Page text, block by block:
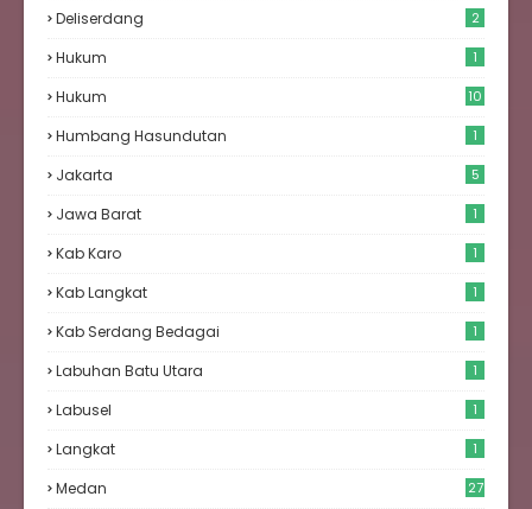
Deliserdang 2
Hukum 1
Hukum 10
Humbang Hasundutan 1
Jakarta 5
Jawa Barat 1
Kab Karo 1
Kab Langkat 1
Kab Serdang Bedagai 1
Labuhan Batu Utara 1
Labusel 1
Langkat 1
Medan
27